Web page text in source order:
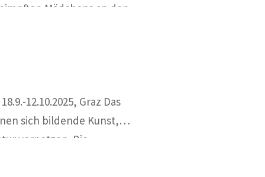
Mädchens an den
fälschlicherweise
12.10.2025, Graz Das
sich bildende Kunst,
vernetzen. Die
Treffpunkt mit